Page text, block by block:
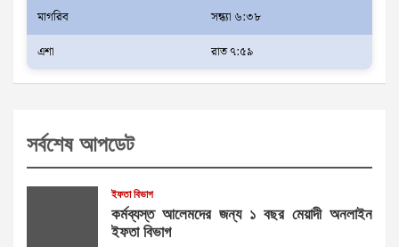
মাগরিব
সন্ধ্যা ৬:৩৮
এশা
রাত ৭:৫৯
সর্বশেষ আপডেট
ইফতা বিভাগ
কর্মব্যস্ত আলেমদের জন্য ১ বছর মেয়াদী অনলাইন
ইফতা বিভাগ